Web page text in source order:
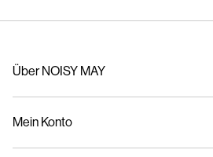
Über NOISY MAY
Nachhaltigkeit
Mein Konto